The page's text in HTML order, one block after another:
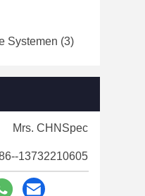
Systemen (3)
Mrs. CHNSpec
13732210605